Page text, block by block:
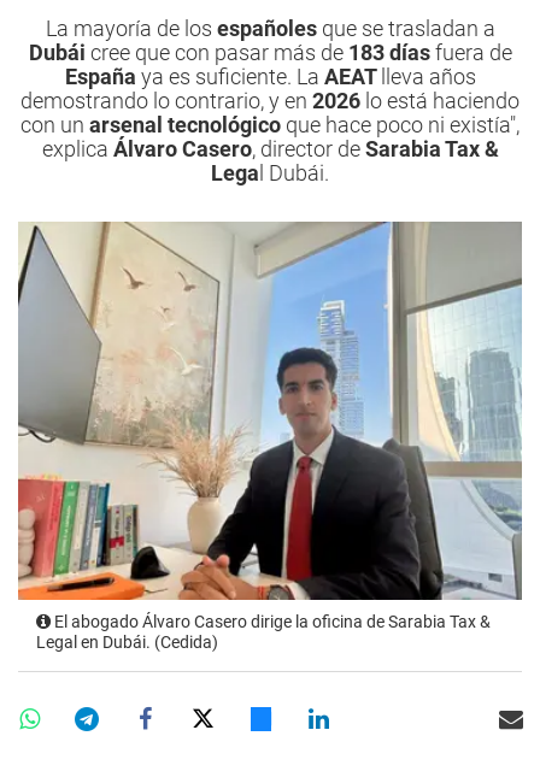
La mayoría de los españolesque se trasladan a
Dubái cree que con pasar más de 183 díasfuera de
España ya es suficiente. La AEAT lleva años
demostrando lo contrario, y en 2026 lo está haciendo
con un arsenal tecnológico que hace poco ni existía",
explica Álvaro Casero, director deSarabia Tax &
Lega l Dubái.
El abogado Álvaro Casero dirige la oficina de Sarabia Tax &
Legal en Dubái. (Cedida)